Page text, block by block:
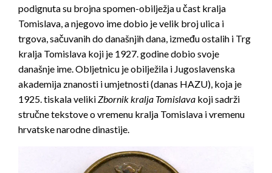
podignuta su brojna spomen-obilježja u čast kralja
Tomislava, a njegovo ime dobio je velik broj ulica i
trgova, sačuvanih do današnjih dana, između ostalih i Trg
kralja Tomislava koji je 1927. godine dobio svoje
današnje ime. Obljetnicu je obilježila i Jugoslavenska
akademija znanosti i umjetnosti (danas HAZU), koja je
1925. tiskala velikiZbornik kralja Tomislava koji sadrži
stručne tekstove o vremenu kralja Tomislava i vremenu
hrvatske narodne dinastije.